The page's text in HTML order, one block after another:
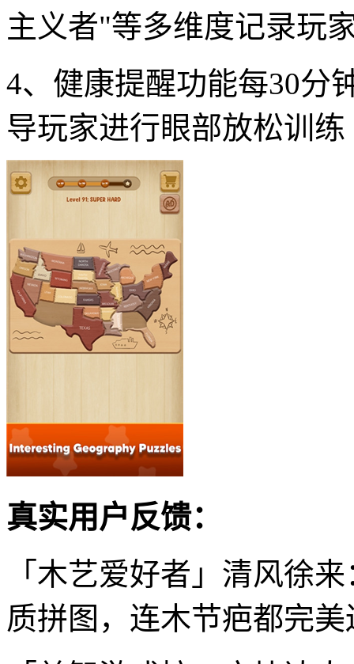
主义者"等多维度记录玩
4、健康提醒功能每30分
导玩家进行眼部放松训练
真实用户反馈：
「木艺爱好者」清风徐
质拼图，连木节疤都完美